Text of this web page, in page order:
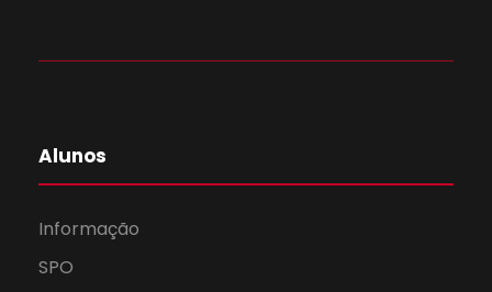
Alunos
Informação
SPO